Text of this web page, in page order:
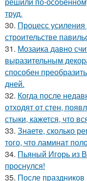
труд.
30. Процесс
строительстве
31. Мозаика давно
выразительным
способен
дней.
32. Когда после
отходят от стен,
стыки, кажется, что
33. Знаете, сколько
того, что ламинат
34. Пьяный Игорь из
проснулся!
35. После праздников